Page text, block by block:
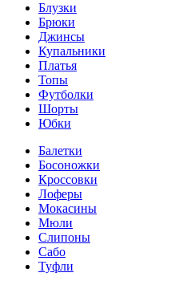
Блузки
Брюки
Джинсы
Купальники
Платья
Топы
Футболки
Шорты
Юбки
Балетки
Босоножки
Кроссовки
Лоферы
Мокасины
Мюли
Слипоны
Сабо
Туфли